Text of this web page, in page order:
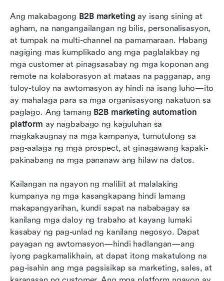
Ang makabagong B2B marketing ay isang sining at
agham, na nangangailangan ng bilis, personalisasyon,
at tumpak na multi-channel na pamamaraan. Habang
nagiging mas kumplikado ang mga paglalakbay ng
mga customer at pinagsasabay ng mga koponan ang
remote na kolaborasyon at mataas na pagganap, ang
tuloy-tuloy na awtomasyon ay hindi na isang luho—ito
ay mahalaga para sa mga organisasyong nakatuon sa
paglago. Ang tamang B2B marketing automation
platform ay nagbabago ng kaguluhan sa
magkakaugnay na mga kampanya, tumutulong sa
pag-aalaga ng mga prospect, at ginagawang kapaki-
pakinabang na mga pananaw ang hilaw na datos.
Kailangan na ngayon ng maliliit at malalaking
kumpanya ng mga kasangkapang hindi lamang
makapangyarihan, kundi sapat na nababagay sa
kanilang mga daloy ng trabaho at kayang lumaki
kasabay ng pag-unlad ng kanilang negosyo. Dapat
payagan ng awtomasyon—hindi hadlangan—ang
iyong pagkamalikhain, at dapat itong makatulong na
pag-isahin ang mga pagsisikap sa marketing, sales, at
marketing automation sa isang sulyap
Malalim na pagsusuri: Nangungunang 8 B2B
marketing automation platforms
Paano pumili ng tamang B2B marketing
automation platform
Konklusyon
Mga Madalas Itanong
May kaugnayang pagbasa